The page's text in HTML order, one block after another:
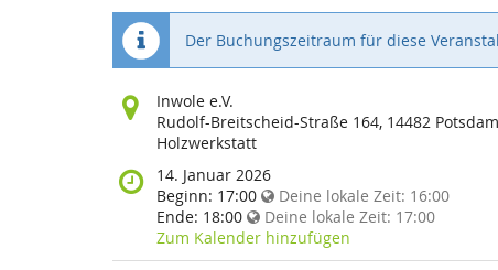
Der Buchungszeitraum für diese
Wo
findet
diese
statt?
Inwole e.V.
Rudolf-Breitscheid-Straße 164, 14482 Potsdam
Holzwerkstatt
Wann
findet
diese
Veranstaltung
statt?
14. Januar 2026
Beginn: 17:00 Deine lokale Zeit: 16:00
Ende: 18:00 Deine lokale Zeit: 17:00
Zum Kalender hinzufügen